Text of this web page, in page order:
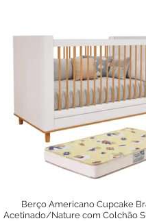
Berço Americano Cupcake
Acetinado/Nature com Colchão